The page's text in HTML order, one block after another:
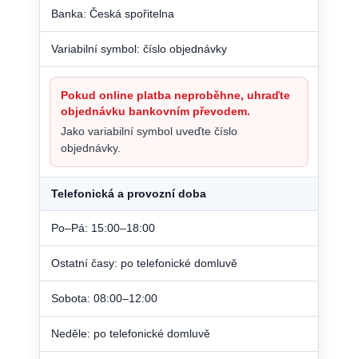
Banka: Česká spořitelna
Variabilní symbol: číslo objednávky
Pokud online platba neproběhne, uhraďte
objednávku bankovním převodem.
Jako variabilní symbol uveďte číslo
objednávky.
Telefonická a provozní doba
Po–Pá: 15:00–18:00
Ostatní časy: po telefonické domluvě
Sobota: 08:00–12:00
Neděle: po telefonické domluvě